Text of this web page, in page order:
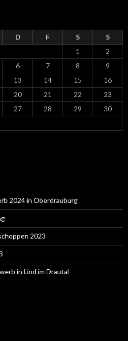
D F S
S
1
2
6 7 8
9
13 14 15
16
20 21 22
23
27 28 29
30
2024 in Oberdrauburg
2023
in Lind im Drautal